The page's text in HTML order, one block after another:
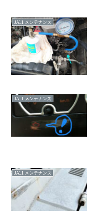
JA11 メンテナンス
JA11 メンテナンス
JA11 メンテナンス